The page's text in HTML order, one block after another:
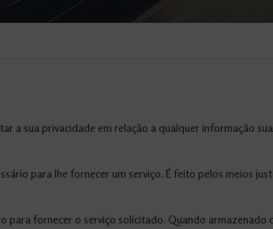
a sua privacidade em relação a qualquer informação
para lhe fornecer um serviço. É feito pelos meios
para fornecer o serviço solicitado. Quando